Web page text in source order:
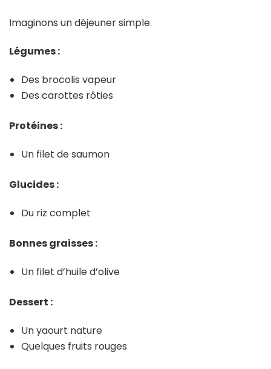
Imaginons un déjeuner simple.
Légumes :
Des brocolis vapeur
Des carottes rôties
Protéines :
Un filet de saumon
Glucides :
Du riz complet
Bonnes graisses :
Un filet d’huile d’olive
Dessert :
Un yaourt nature
Quelques fruits rouges